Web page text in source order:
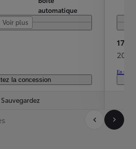
automatique
Voir plus
la concession
Sauvegardez
17
206
En